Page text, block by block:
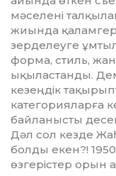
мәселені
жиында
зерделеуге
форма, стиль,
ықылас­танды.
кезеңдік
катего­рия­ларға
байланысты
Дәл сол кезде
болды екен?!
өзге­рістер орын